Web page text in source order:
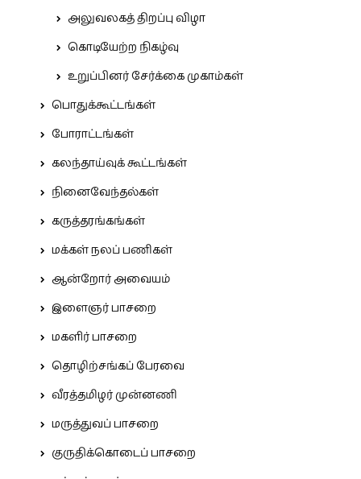
அலுவலகத் திறப்பு விழா
கொடியேற்ற நிகழ்வு
உறுப்பினர் சேர்க்கை முகாம்கள்
பொதுக்கூட்டங்கள்
போராட்டங்கள்
கலந்தாய்வுக் கூட்டங்கள்
நினைவேந்தல்கள்
கருத்தரங்கங்கள்
மக்கள் நலப் பணிகள்
ஆன்றோர் அவையம்
இளைஞர் பாசறை
மகளிர் பாசறை
தொழிற்சங்கப் பேரவை
வீரத்தமிழர் முன்னணி
மருத்துவப் பாசறை
குருதிக்கொடைப் பாசறை